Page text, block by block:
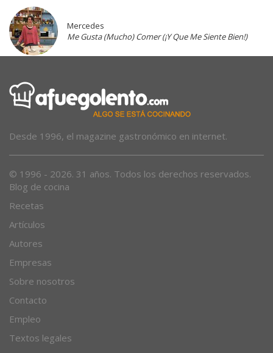
Mercedes
Me Gusta (Mucho) Comer (¡Y Que Me Siente Bien!)
Desde 1996, el magazine gastronómico en internet.
© 1996 - 2026. 31 años. Todos los derechos reservados.
Blog de cocina
Recetas
Artículos
Autores
Empresas
Sobre nosotros
Contacto
Empleo
Textos legales